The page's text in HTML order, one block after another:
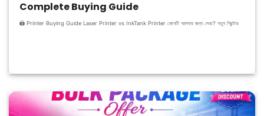
Complete Buying Guide
🖨️ Printer Buying Guide Laser Printer vs InkTank Printer কোনটি আপনার জন্য সেরা? নতুন প্রিন্টার